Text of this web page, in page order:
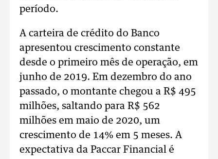
período.
A carteira de crédito do Banco
apresentou crescimento constante
desde o primeiro mês de operação, em
junho de 2019. Em dezembro do ano
passado, o montante chegou a R$ 495
milhões, saltando para R$ 562
milhões em maio de 2020, um
crescimento de 14% em 5 meses. A
expectativa da Paccar Financial é